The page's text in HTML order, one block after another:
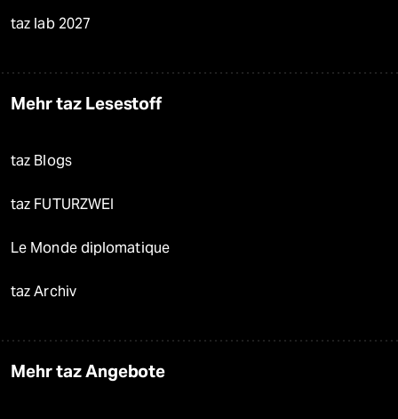
taz lab 2027
Mehr taz Lesestoff
taz Blogs
taz FUTURZWEI
Le Monde diplomatique
taz Archiv
Mehr taz Angebote